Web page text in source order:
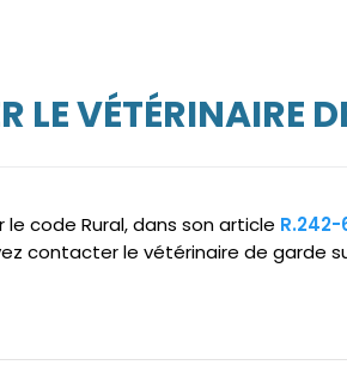
VÉTÉRINAIRE
code Rural, dans son article R.242-
contacter le vétérinaire de garde